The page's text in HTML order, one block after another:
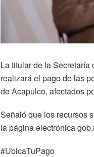
La titular de la
realizará el pago de las
de Acapulco, afectados
Señaló que los recursos
la página electrónica
#UbicaTuPago